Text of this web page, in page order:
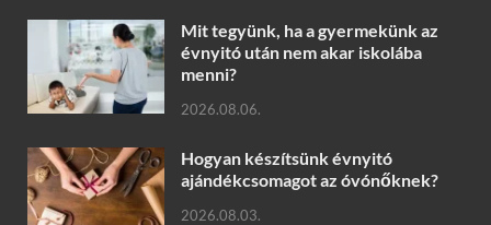
Mit tegyünk, ha a gyermekünk az
évnyitó után nem akar iskolába
menni?
2026.08.06.
Hogyan készítsünk évnyitó
ajándékcsomagot az óvónőknek?
2026.08.03.